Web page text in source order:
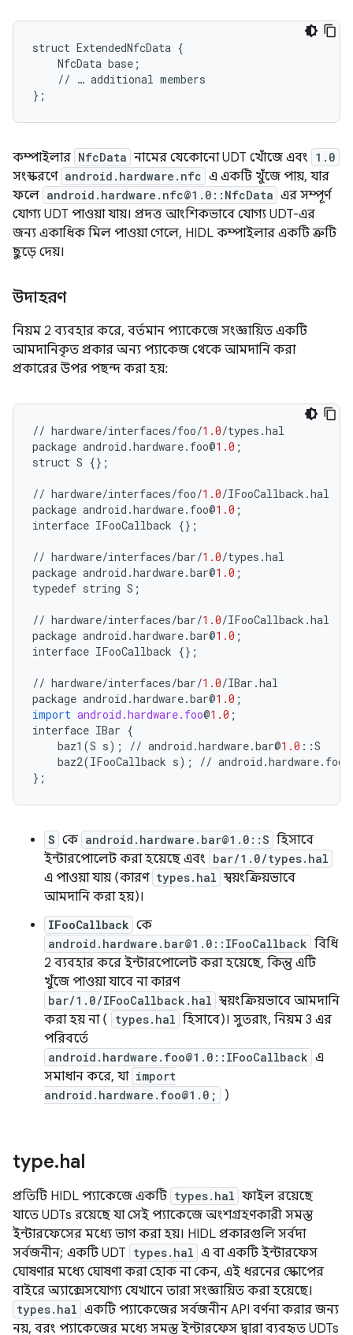
struct ExtendedNfcData {
    NfcData base;
    // … additional members
};
কম্পাইলার NfcData নামের যেকোনো UDT খোঁজে এবং 1.0
সংস্করণে android.hardware.nfc এ একটি খুঁজে পায়, যার
ফলে android.hardware.nfc@1.0::NfcData এর সম্পূর্ণ
যোগ্য UDT পাওয়া যায়। প্রদত্ত আংশিকভাবে যোগ্য UDT-এর
জন্য একাধিক মিল পাওয়া গেলে, HIDL কম্পাইলার একটি ত্রুটি
ছুড়ে দেয়।
উদাহরণ
নিয়ম 2 ব্যবহার করে, বর্তমান প্যাকেজে সংজ্ঞায়িত একটি
আমদানিকৃত প্রকার অন্য প্যাকেজ থেকে আমদানি করা
প্রকারের উপর পছন্দ করা হয়:
// hardware/interfaces/foo/1.0/types .hal
package android .hardware. foo@1.0 ;
struct S {};
// hardware/interfaces/foo/1.0/IFooCallback .hal
package android .hardware. foo@1.0 ;
interface IFooCallback {};
// hardware/interfaces/bar/1.0/types .hal
package android .hardware.bar@1.0 ;
typedef string S ;
// hardware/interfaces/bar/1.0/IFooCallback .hal
package android .hardware.bar@1.0 ;
interface IFooCallback {};
// hardware/interfaces/bar/1.0/IBar .hal
package android .hardware.bar@1.0 ;
import android.hardware.foo@1.0 ;
interface IBar {
baz1 (S s); // android .hardware.bar@1.0 ::S
baz2(IFooCallback s); // android .hardware. foo
};
S কে android.hardware.bar@1.0::S হিসাবে
ইন্টারপোলেট করা হয়েছে এবং bar/1.0/types.hal
এ পাওয়া যায় (কারণ types.hal স্বয়ংক্রিয়ভাবে
আমদানি করা হয়)।
IFooCallback কে
android.hardware.bar@1.0::IFooCallback বিধি
2 ব্যবহার করে ইন্টারপোলেট করা হয়েছে, কিন্তু এটি
খুঁজে পাওয়া যাবে না কারণ
bar/1.0/IFooCallback.hal স্বয়ংক্রিয়ভাবে আমদানি
করা হয় না (
types.hal হিসাবে)। সুতরাং, নিয়ম 3 এর
পরিবর্তে
android.hardware.foo@1.0::IFooCallback এ
সমাধান করে, যা import
android.hardware.foo@1.0;
)
type.hal
প্রতিটি HIDL প্যাকেজে একটি types.hal ফাইল রয়েছে
যাতে UDTs রয়েছে যা সেই প্যাকেজে অংশগ্রহণকারী সমস্ত
ইন্টারফেসের মধ্যে ভাগ করা হয়। HIDL প্রকারগুলি সর্বদা
সর্বজনীন; একটি UDT types.hal এ বা একটি ইন্টারফেস
ঘোষণার মধ্যে ঘোষণা করা হোক না কেন, এই ধরনের স্কোপের
বাইরে অ্যাক্সেসযোগ্য যেখানে তারা সংজ্ঞায়িত করা হয়েছে।
types.hal একটি প্যাকেজের সর্বজনীন API বর্ণনা করার জন্য
নয়, বরং প্যাকেজের মধ্যে সমস্ত ইন্টারফেস দ্বারা ব্যবহৃত UDTs